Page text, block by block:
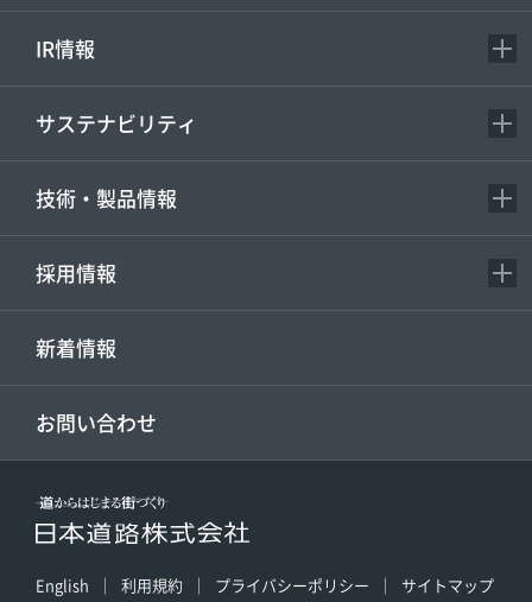
IR情報
サステナビリティ
技術・製品情報
採用情報
新着情報
お問い合わせ
English 利用規約 プライバシーポリシー サイトマップ